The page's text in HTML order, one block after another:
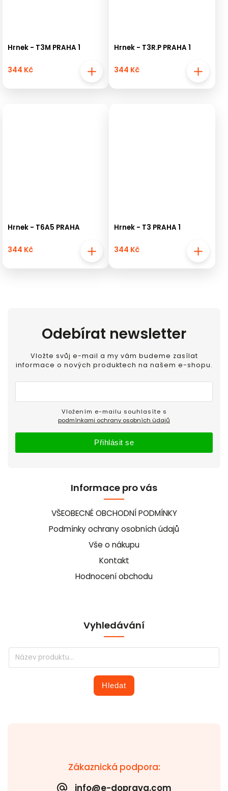
Hrnek - T3M PRAHA 1
344 Kč
Hrnek - T3R.P PRAHA 1
344 Kč
Hrnek - T6A5 PRAHA
344 Kč
Hrnek - T3 PRAHA 1
344 Kč
Zákaznická podpora:
info@e-doprava.com
Informace pro vás
VŠEOBECNÉ OBCHODNÍ PODMÍNKY
Podmínky ochrany osobních údajů
Vše o nákupu
Kontakt
Hodnocení obchodu
Odebírat newsletter
Vložte svůj e-mail a my vám budeme zasílat
informace o nových produktech na našem e-shopu.
podmínkami ochrany osobních údajů
Přihlásit se
Vyhledávání
Hledat